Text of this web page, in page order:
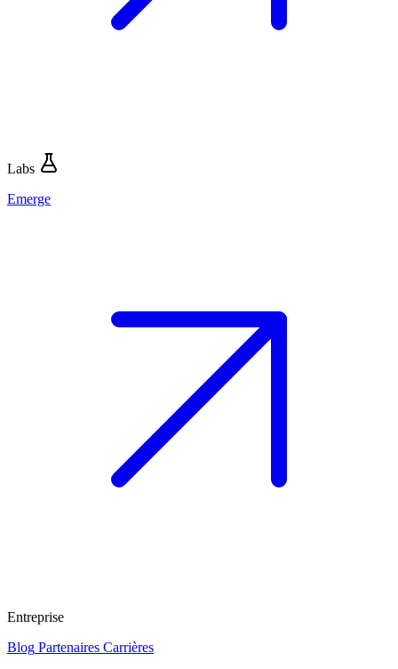
Labs
Emerge
Entreprise
Blog Partenaires Carrières